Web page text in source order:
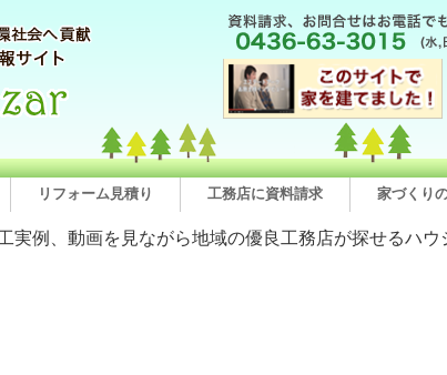
リフォーム見積り 工務店に資料請求 家づくり
実例、動画を見ながら地域の優良工務店が探せるハウ